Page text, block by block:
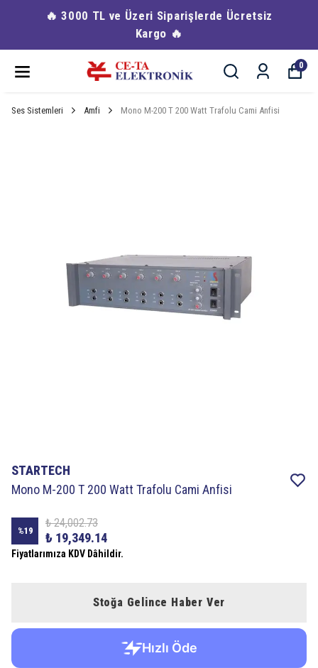
🔥 3000 TL ve Üzeri Siparişlerde Ücretsiz
Kargo 🔥
0
Ses Sistemleri Amfi Mono M-200 T 200 Watt Trafolu Cami Anfisi
STARTECH
Mono M-200 T 200 Watt Trafolu Cami Anfisi
%19
₺ 24,002.73
₺ 19,349.14
Fiyatlarımıza KDV Dâhildir.
Stoğa Gelince Haber Ver